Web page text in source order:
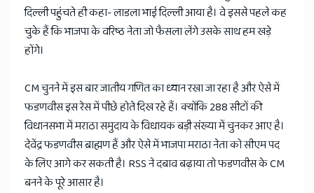
दिल्ली पहुंचते ही कहा- लाडला भाई दिल्ली आया है। वे इससे पहले कह
चुके हैं कि भाजपा के वरिष्ठ नेता जो फैसला लेंगे उसके साथ हम खड़े
होंगे।
CM चुनने में इस बार जातीय गणित का ध्यान रखा जा रहा है और ऐसे में
फडणवीस इस रेस में पीछे होते दिख रहे हैं। क्योंकि 288 सीटों की
विधानसभा में मराठा समुदाय के विधायक बड़ी संख्या में चुनकर आए है।
देवेंद्र फडणवीस ब्राह्मण हैं और ऐसे में भाजपा मराठा नेता को सीएम पद
के लिए आगे कर सकती है। RSS ने दबाव बढ़ाया तो फडणवीस के CM
बनने के पूरे आसार है।